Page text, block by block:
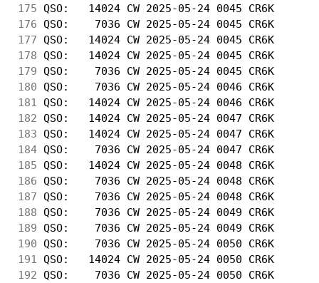
175 QSO:   14024 CW 2025-05-24 0045
176 QSO:    7036 CW 2025-05-24 0045
177 QSO:   14024 CW 2025-05-24 0045
178 QSO:   14024 CW 2025-05-24 0045
179 QSO:    7036 CW 2025-05-24 0045
180 QSO:    7036 CW 2025-05-24 0046
181
QSO:   14024 CW 2025-05-24 0046
182 QSO:   14024 CW 2025-05-24 0047
183 QSO:   14024 CW 2025-05-24 0047
184 QSO:    7036 CW 2025-05-24 0047
185 QSO:   14024 CW 2025-05-24 0048
186 QSO:    7036 CW 2025-05-24 0048
187 QSO:    7036 CW 2025-05-24 0048
188 QSO:    7036 CW 2025-05-24 0049
189 QSO:    7036 CW 2025-05-24 0049
190 QSO:    7036 CW 2025-05-24 0050
191
QSO:   14024 CW 2025-05-24 0050
192 QSO:    7036 CW 2025-05-24 0050